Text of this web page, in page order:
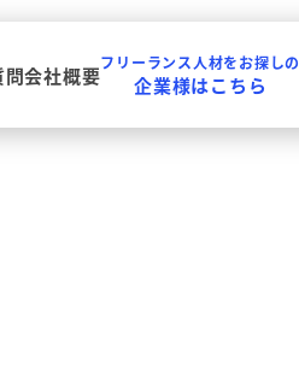
問会社概要
フリーランス人材をお探しの
企業様はこちら